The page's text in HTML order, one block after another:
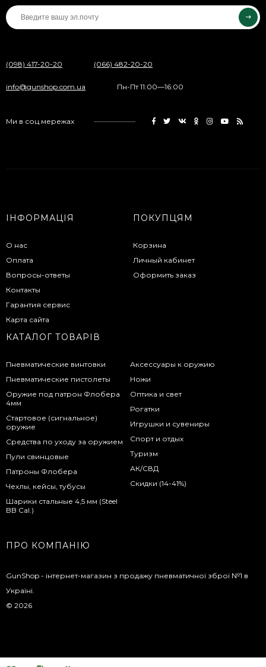
(098) 417-20-20 (066) 482-20-20
info@gunshop.com.ua Пн-Пт 11:00—16:00
Ми в соц.мережах
ІНФОРМАЦІЯ
О нас
Оплата
Вопросы-ответы
Контакты
Гарантия сервис
Карта сайта
ПОКУПЦЯМ
Корзина
Личный кабинет
Оформить заказ
КАТАЛОГ ТОВАРІВ
Пневматические винтовки
Пневматические пистолеты
Оружие под патрон Флобера
4мм
Стартовое (сигнальное)
оружие
Средства по уходу за оружием
Пули свинцовые
Патроны Флобера
Чехлы, кейсы, тубусы
Шарики стальные 4,5 мм (Steel
BB Cal.)
Аксессуары к оружию
Ножи
Оптика и свет
Рогатки
Игрушки и сувениры
Спорт и отдых
Туризм
АК/СВД
Скидки (14-41%)
ПРО КОМПАНІЮ
GunShop - інтернет-магазин з продажу пневматичної зброї №1 в
Україні.
© 2026